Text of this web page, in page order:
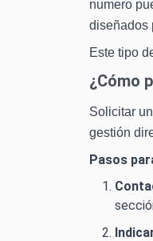
numero
diseñados
Este tipo
¿Cómo
Solicitar
gestión
Pasos